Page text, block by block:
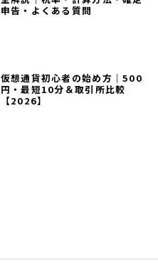
申告・よくある質問
仮想通貨初心者の始め方｜500
円・最短10分＆取引所比較
【2026】